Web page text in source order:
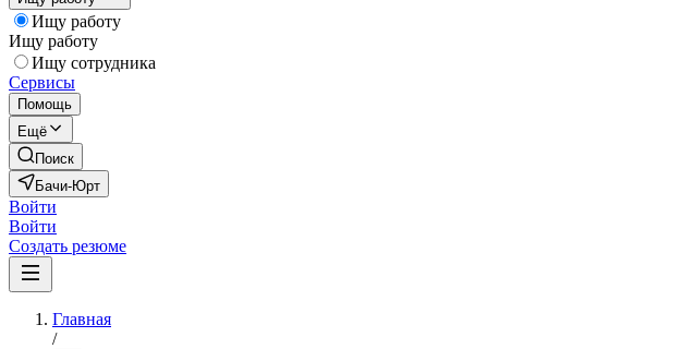
Ищу работу
Ищу работу
Ищу сотрудника
Сервисы
Помощь
Ещё
Поиск
Бачи-Юрт
Войти
Войти
Создать резюме
Главная
/